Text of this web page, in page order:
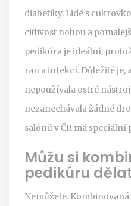
diabetiky. Lidé s
citlivost nohou a
pedikúra je ideální,
ran a infekcí. Důležité je,
nepoužívala ostré
nezanechávala žádné
salónů v ČR má
Můžu si
pedikúru
Nemůžete.